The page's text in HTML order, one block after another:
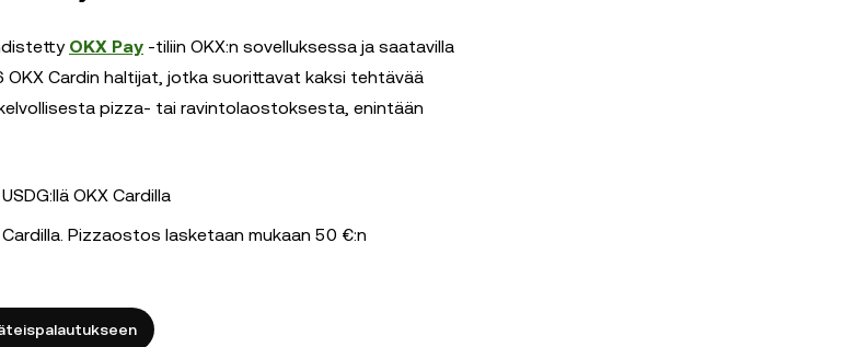
OKX Pay -tiliin OKX:n sovelluksessa ja saatavilla
Cardin haltijat, jotka suorittavat kaksi tehtävää
pizza- tai ravintolaostoksesta, enintään
OKX Cardilla
Pizzaostos lasketaan mukaan 50 €:n